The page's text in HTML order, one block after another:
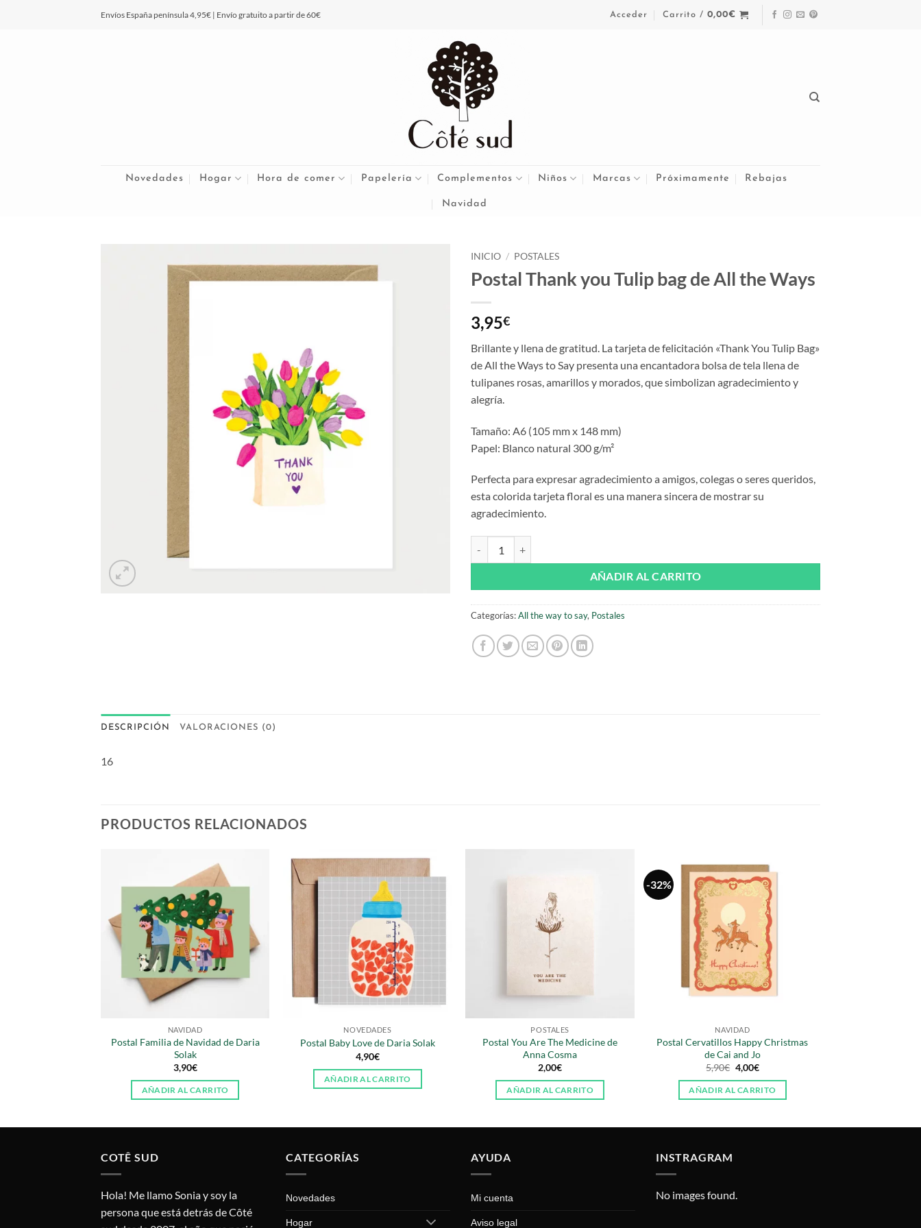
Envíos España península 4,95€ | Envío gratuito a partir de 60€ Acceder Carrito /0,00€
Novedades Hogar Hora de comer Papelería Complementos Niños Marcas Próximamente Rebajas
Navidad
INICIO / POSTALES
Postal Thank you Tulip bag de All the Ways
3,95€
Brillante y llena de gratitud. La tarjeta de felicitación «Thank You Tulip Bag»
de All the Ways to Say presenta una encantadora bolsa de tela llena de
tulipanes rosas, amarillos y morados, que simbolizan agradecimiento y
alegría.
Tamaño: A6 (105 mm x 148 mm)
Papel: Blanco natural 300 g/m²
Perfecta para expresar agradecimiento a amigos, colegas o seres queridos,
esta colorida tarjeta floral es una manera sincera de mostrar su
agradecimiento.
AÑADIR AL CARRITO
Categorías:All the way to say, Postales
DESCRIPCIÓN VALORACIONES (0)
16
PRODUCTOS RELACIONADOS
NAVIDAD
Postal Familia de Navidad de Daria
Solak
3,90€
AÑADIR AL CARRITO
NOVEDADES
Postal Baby Love de Daria Solak
4,90€
AÑADIR AL CARRITO
POSTALES
Postal You Are The Medicine de
Anna Cosma
2,00€
AÑADIR AL CARRITO
-32%
NAVIDAD
Postal Cervatillos Happy Christmas
de Cai and Jo
5,90€ El
precio
original
era:
4,00€El
actual
es:
AÑADIR AL CARRITO
COTÊ SUD
Hola! Me llamo Sonia y soy la
persona que está detrás de Côté
CATEGORÍAS
Novedades
Hogar
AYUDA
Mi cuenta
Aviso legal
INSTRAGRAM
No images found.